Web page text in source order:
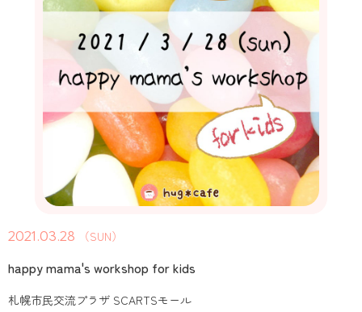
2021.03.28 （SUN）
happy mama's workshop for kids
札幌市民交流プラザ SCARTSモール